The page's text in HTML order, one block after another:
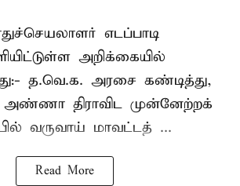
எடப்பாடி
அறிக்கையில்
த.வெ.க. அரசை கண்டித்து,
அண்ணா திராவிட முன்னேற்றக்
வருவாய் மாவட்டத் ...
Read More